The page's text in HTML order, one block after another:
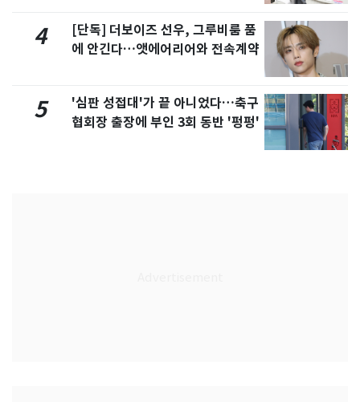
4
[단독] 더보이즈 선우, 그루비룸 품
에 안긴다…앳에어리어와 전속계약
5
'심판 성접대'가 끝 아니었다…축구
협회장 출장에 부인 3회 동반 '펑펑'